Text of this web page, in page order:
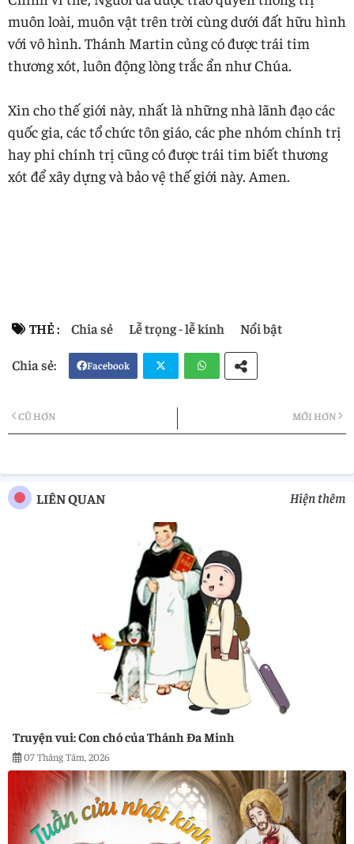
muôn loài, muôn vật trên trời cùng dưới đất hữu hình
với vô hình. Thánh Martin củng có được trái tim
thương xót, luôn động lòng trắc ẩn như Chúa.
Xin cho thế giới này, nhất là những nhà lãnh đạo các
quốc gia, các tổ chức tôn giáo, các phe nhóm chính trị
hay phi chính trị cũng có được trái tim biết thương
xót để xây dựng và bảo vệ thế giới này. Amen.
THẺ : Chia sẻ Lễ trọng - lễ kính Nổi bật
Facebook
MỚI HƠN
CŨ HƠN
LIÊN QUAN Hiện thêm
Truyện vui: Con chó của Thánh Đa Minh
07 Tháng Tám, 2026